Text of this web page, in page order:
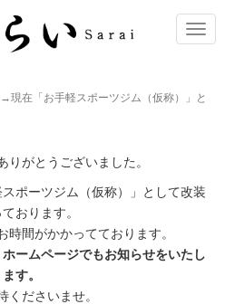
ナ
ー
在「お手軽スポーツジム（仮称）」と
りがとうございました。
ポーツジム（仮称）」として改装
おります。
時間がかかってております。
ームページでもお知らせをいたし
ます。
くださいませ。